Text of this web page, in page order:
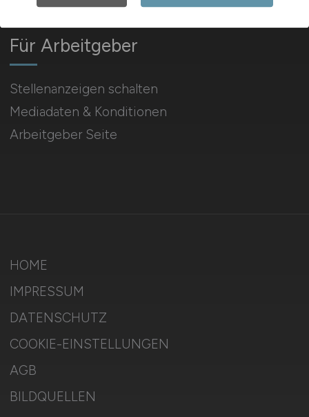
Für Arbeitgeber
Stellenanzeigen schalten
Mediadaten & Konditionen
Arbeitgeber Seite
HOME
IMPRESSUM
DATENSCHUTZ
COOKIE-EINSTELLUNGEN
AGB
BILDQUELLEN